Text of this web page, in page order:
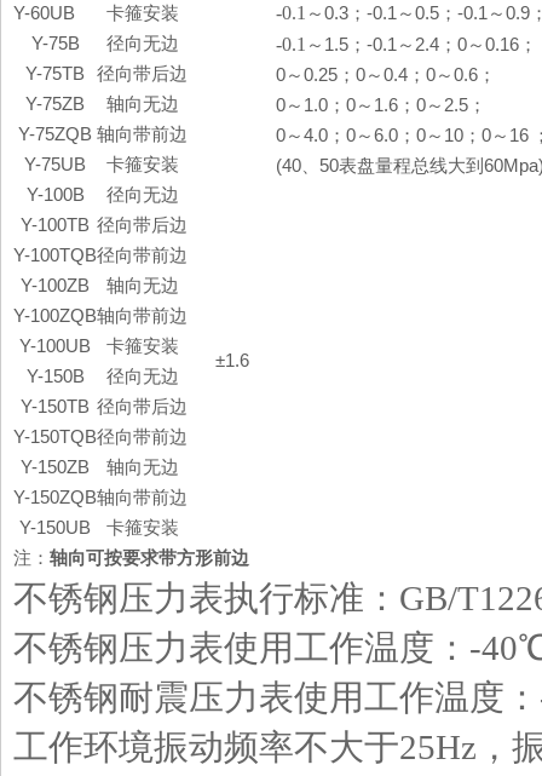
-0.1 ～0.3 ； -0.1 ～0.5 ； -0.1 ～0.9
-0.1 ～ 1.5 ； -0.1 ～ 2.4 ； 0～0.16 ；
0～0.25 ； 0～0.4 ； 0～0.6 ；
0～ 1.0 ； 0～ 1.6 ； 0～ 2.5 ；
0～4.0 ； 0～6.0 ； 0～ 10 ； 0～ 16
(40
50表盘量程总线大到
Y-60UB
卡箍安装
Y-75B
Y-75TB
Y-75ZB
Y-75ZQB
Y-75UB
径向无边
径向带后边
轴向无边
轴向带前边
卡箍安装
Y-100B
Y-100TB
Y-100TQB
Y-100ZB
Y-100ZQB
Y-100UB
径向无边
径向带后边
径向带前边
轴向无边
轴向带前边
卡箍安装
±1.6
Y-150B
Y-150TB
Y-150TQB
Y-150ZB
Y-150ZQB
Y-150UB
径向无边
径向带后边
径向带前边
轴向无边
轴向带前边
卡箍安装
注： 轴向可按要求带方形前边
不锈钢压力表执行标准：GB/
不锈钢压力表使用工作温度：-
不锈钢耐震压力表使用工作温度
工作环境振动频率不大于25Hz，